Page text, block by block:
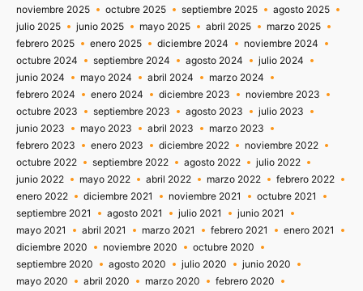
noviembre 2025
octubre 2025 septiembre 2025
agosto 2025
julio 2025
junio 2025 mayo 2025 abril 2025
marzo 2025
febrero 2025
enero 2025 diciembre 2024
noviembre 2024
octubre 2024
septiembre 2024 agosto 2024
julio 2024
junio 2024
mayo 2024 abril 2024
marzo 2024
febrero 2024
enero 2024 diciembre 2023
noviembre 2023
octubre 2023
septiembre 2023 agosto 2023
julio 2023
junio 2023
mayo 2023 abril 2023
marzo 2023
febrero 2023
enero 2023 diciembre 2022
noviembre 2022
octubre 2022
septiembre 2022 agosto 2022
julio 2022
junio 2022
mayo 2022 abril 2022 marzo 2022
febrero 2022
enero 2022
diciembre 2021 noviembre 2021
octubre 2021
septiembre 2021
agosto 2021 julio 2021
junio 2021
mayo 2021
abril 2021 marzo 2021 febrero 2021
enero 2021
diciembre 2020
noviembre 2020
octubre 2020
septiembre 2020
agosto 2020 julio 2020
junio 2020
mayo 2020
abril 2020 marzo 2020
febrero 2020